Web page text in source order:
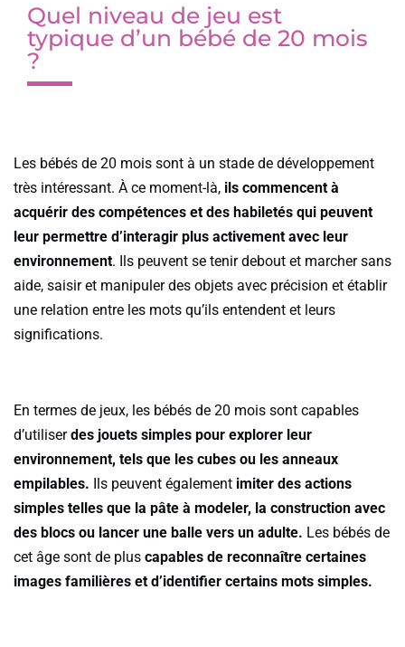
Quel niveau de jeu est
typique d’un bébé de 20 mois
?
Les bébés de 20 mois sont à un stade de développement
très intéressant. À ce moment-là, ils commencent à
acquérir des compétences et des habiletés qui peuvent
leur permettre d’interagir plus activement avec leur
environnement. Ils peuvent se tenir debout et marcher sans
aide, saisir et manipuler des objets avec précision et établir
une relation entre les mots qu’ils entendent et leurs
significations.
En termes de jeux, les bébés de 20 mois sont capables
d’utiliserdes jouets simples pour explorer leur
environnement, tels que les cubes ou les anneaux
empilables. Ils peuvent également imiter des actions
simples telles que la pâte à modeler, la construction avec
des blocs ou lancer une balle vers un adulte. Les bébés de
cet âge sont de plus capables de reconnaître certaines
images familières et d’identifier certains mots simples.